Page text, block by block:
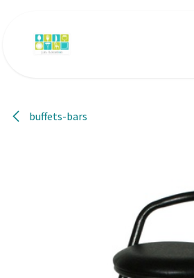
buffets-bars